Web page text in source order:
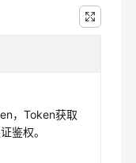
，Token获取
鉴权。